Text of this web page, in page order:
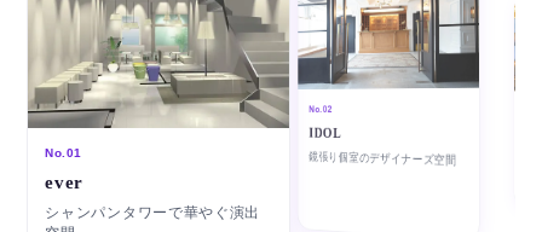
No.01
ever
シャンパンタワーで華やぐ演出
No.02
IDOL
鏡張り個室のデザイナーズ空間